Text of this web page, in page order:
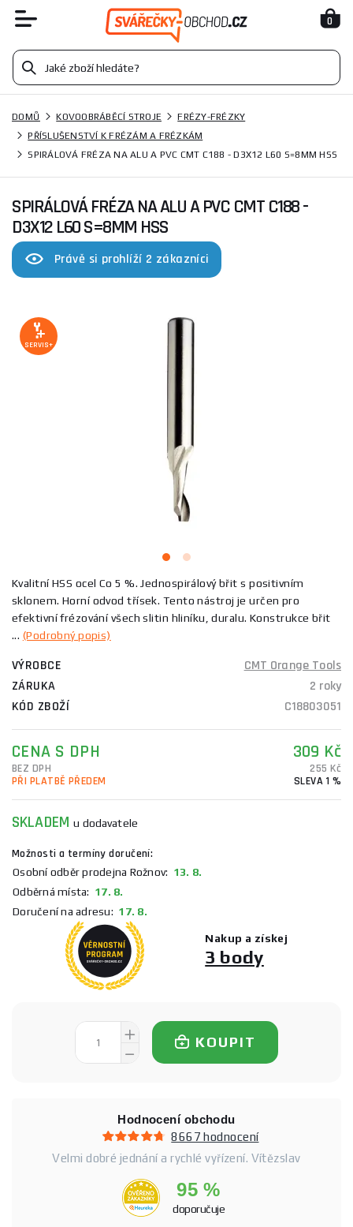
0
DOMŮ KOVOOBRÁBĚCÍ STROJE
FRÉZY-FRÉZKY
PŘÍSLUŠENSTVÍ K FRÉZÁM A FRÉZKÁM
SPIRÁLOVÁ FRÉZA NA ALU A PVC CMT C188 - D3X12 L60 S=8MM HSS
SPIRÁLOVÁ FRÉZA NA ALU A PVC CMT C188 -
D3X12 L60 S=8MM HSS
Právě si prohlíží 2 zákazníci
SERVIS+
Kvalitní HSS ocel Co 5 %. Jednospirálový břit s positivním
sklonem. Horní odvod třísek. Tento nástroj je určen pro
efektivní frézování všech slitin hliníku, duralu. Konstrukce břit
... (Podrobný popis)
VÝROBCE
CMT Orange Tools
ZÁRUKA
2 roky
KÓD ZBOŽÍ
C18803051
CENA S DPH 309 Kč
BEZ DPH
255 Kč
PŘI PLATBĚ PŘEDEM
SLEVA 1 %
SKLADEMu dodavatele
Možnosti a termíny doručení:
Osobní odběr prodejna Rožnov: 13. 8.
Odběrná místa: 17. 8.
Doručení na adresu: 17. 8.
Nakup a získej
3 body
KOUPIT
Hodnocení obchodu
8667 hodnocení
Velmi dobré jednání a rychlé vyřízení. Vítězslav
95 %
doporučuje